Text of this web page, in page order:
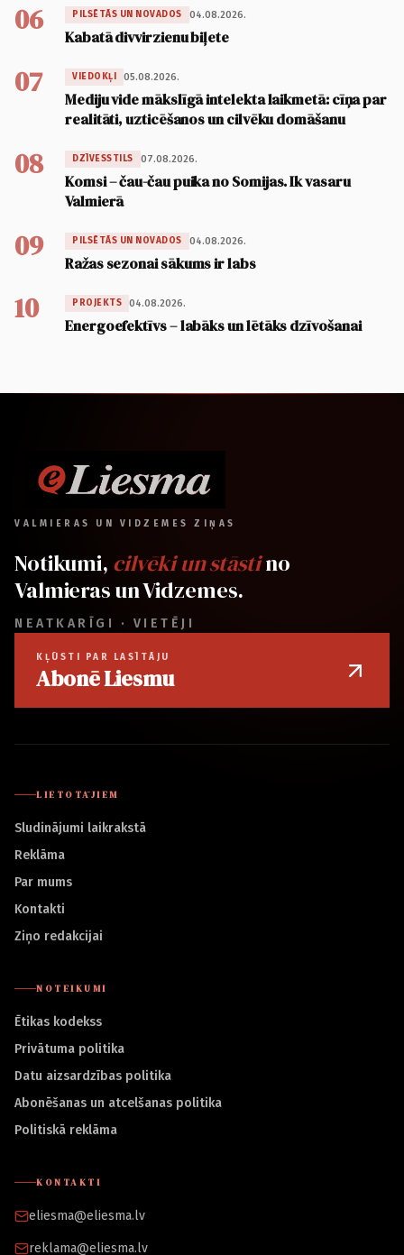
06 PILSĒTĀS UN NOVADOS 04.08.2026.
Kabatā divvirzienu biļete
07 VIEDOKĻI 05.08.2026.
Mediju vide mākslīgā intelekta laikmetā: cīņa par
realitāti, uzticēšanos un cilvēku domāšanu
08 DZĪVESSTILS 07.08.2026.
Komsi – čau-čau puika no Somijas. Ik vasaru
Valmierā
09 PILSĒTĀS UN NOVADOS 04.08.2026.
Ražas sezonai sākums ir labs
10 PROJEKTS 04.08.2026.
Energoefektīvs – labāks un lētāks dzīvošanai
VALMIERAS UN VIDZEMES ZIŅAS
Notikumi, cilvēki un stāstino
Valmieras un Vidzemes.
NEATKARĪGI · VIETĒJI
KĻŪSTI PAR LASĪTĀJU
Abonē Liesmu
LIETOTĀJIEM
Sludinājumi laikrakstā
Reklāma
Par mums
Kontakti
Ziņo redakcijai
NOTEIKUMI
Ētikas kodekss
Privātuma politika
Datu aizsardzības politika
Abonēšanas un atcelšanas politika
Politiskā reklāma
KONTAKTI
eliesma@eliesma.lv
reklama@eliesma.lv